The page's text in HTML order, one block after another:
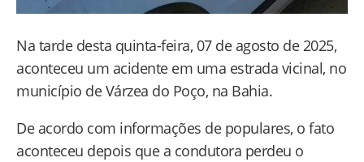
Na tarde desta quinta-feira, 07 de agosto de 2025,
aconteceu um acidente em uma estrada vicinal, no
município de Várzea do Poço, na Bahia.
De acordo com informações de populares, o fato
aconteceu depois que a condutora perdeu o